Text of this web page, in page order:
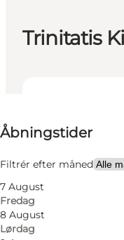
Trinitatis
Åbningstider
Filtrér efter måned
7 August
Fredag
8 August
Lørdag
Besøg